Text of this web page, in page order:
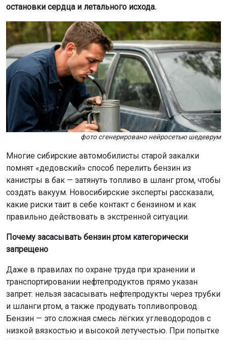
химическому пневмониту (аспирационной пневмонии):
углеводороды разрушают защитную оболочку лёгких
(сурфактант), вызывают отёк бронхов и повреждение
лёгочной ткани.
Симптомы могут проявиться в течение нескольких
часов: мучительный кашель, одышка, посинение губ
(цианоз), повышение температуры. В тяжёлых случаях
развивается острый респираторный дистресс-синдром,
требующий подключения к аппарату ИВЛ.
Почему у засосавшего бензин может отказать сердце
Помимо поражения лёгких, углеводороды бензина
оказывают кардиотоксическое действие, единодушно
заверяют новосибирское кардиологи. По их
экспертным наблюдениям, пары бензина могут
провоцировать нарушения сердечного ритма — вплоть
до фибрилляции желудочков, которая без
смерти. В медицинской практике это состояние
известно как «синдром внезапной смерти при
вдыхании»: считается, что бензин сенсибилизирует
сердце к катехоламинам, и даже небольшой испуг или
физическое напряжение могут вызвать фатальную
Кроме того, системное отравление поражает
центральную нервную систему: человек испытывает